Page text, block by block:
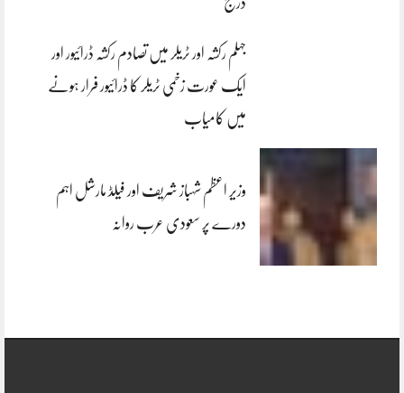
جہلم رکشہ اور ٹریلر میں تصادم رکشہ ڈرائیور اور
ایک عورت زخمی ٹریلر کا ڈرائیور فرار ہونے
میں کامیاب
وزیر اعظم شہباز شریف اور فیلڈ مارشل اہم
دورے پر سعودی عرب روانہ